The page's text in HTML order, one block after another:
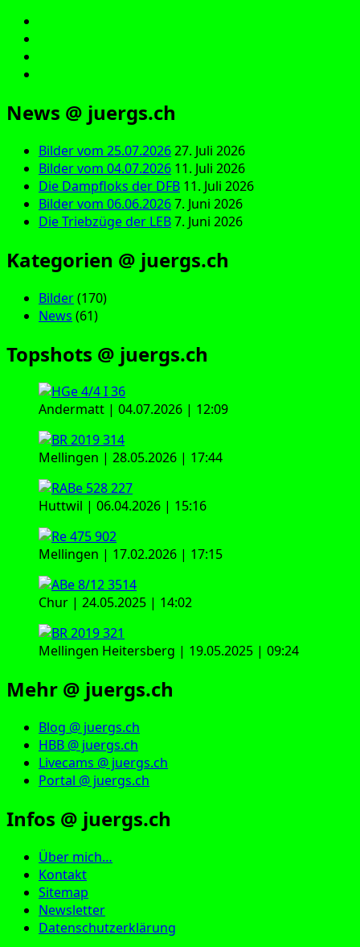
News @ juergs.ch
Bilder vom 25.07.202627. Juli 2026
Bilder vom 04.07.2026 11. Juli 2026
Die Dampfloks der DFB 11. Juli 2026
Bilder vom 06.06.20267. Juni 2026
Die Triebzüge der LEB7. Juni 2026
Kategorien @ juergs.ch
Bilder(170)
News (61)
Topshots @ juergs.ch
Andermatt | 04.07.2026 | 12:09
Mellingen | 28.05.2026 | 17:44
Huttwil | 06.04.2026 | 15:16
Mellingen | 17.02.2026 | 17:15
Chur | 24.05.2025 | 14:02
Mellingen Heitersberg | 19.05.2025 | 09:24
Mehr @ juergs.ch
Blog @ juergs.ch
HBB @ juergs.ch
Livecams @ juergs.ch
Portal @ juergs.ch
Infos @ juergs.ch
Über mich…
Kontakt
Sitemap
Newsletter
Datenschutzerklärung